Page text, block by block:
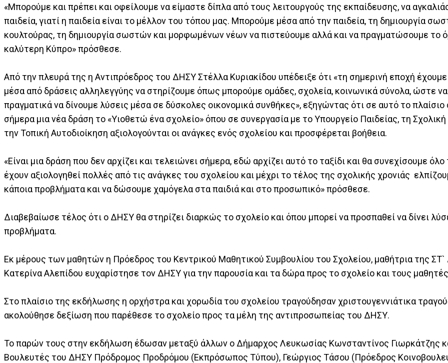
«Μπορούμε και πρέπει και οφείλουμε να είμαστε δίπλα από τους λειτουργούς της εκπαίδευσης, να
παιδεία, γιατί η παιδεία είναι το μέλλον του τόπου μας. Μπορούμε μέσα από την παιδεία, τη δημιουργία
κουλτούρας, τη δημιουργία σωστών και μορφωμένων νέων να πιστεύουμε αλλά και να πραγματώσουμε το
καλύτερη Κύπρο» πρόσθεσε.
Από την πλευρά της η Αντιπρόεδρος του ΔΗΣΥ Στέλλα Κυριακίδου υπέδειξε ότι «τη σημερινή εποχή
μέσα από δράσεις αλληλεγγύης να στηρίζουμε όπως μπορούμε ομάδες, σχολεία, κοινωνικά σύνολα, ώστε
πραγματικά να δίνουμε λύσεις μέσα σε δύσκολες οικονομικά συνθήκες», εξηγώντας ότι σε αυτό το
σήμερα μια νέα δράση το «Υιοθετώ ένα σχολείο» όπου σε συνεργασία με το Υπουργείο Παιδείας, τη
την Τοπική Αυτοδιοίκηση αξιολογούνται οι ανάγκες ενός σχολείου και προσφέρεται βοήθεια.
«Είναι μια δράση που δεν αρχίζει και τελειώνει σήμερα, εδώ αρχίζει αυτό το ταξίδι και θα συνεχίσουμε όλο
έχουν αξιολογηθεί πολλές από τις ανάγκες του σχολείου και μέχρι το τέλος της σχολικής χρονιάς
κάποια προβλήματα και να δώσουμε χαμόγελα στα παιδιά και στο προσωπικό» πρόσθεσε.
Διαβεβαίωσε τέλος ότι ο ΔΗΣΥ θα στηρίζει διαρκώς το σχολείο και όπου μπορεί να προσπαθεί να δίνει
προβλήματα.
Εκ μέρους των μαθητών η Πρόεδρος του Κεντρικού Μαθητικού Συμβουλίου του Σχολείου, μαθήτρια της ΣΤ`
Κατερίνα Αλεπίδου ευχαρίστησε τον ΔΗΣΥ για την παρουσία και τα δώρα προς το σχολείο και τους
Στο πλαίσιο της εκδήλωσης η ορχήστρα και χορωδία του σχολείου τραγούδησαν χριστουγεννιάτικα
ακολούθησε δεξίωση που παρέθεσε το σχολείο προς τα μέλη της αντιπροσωπείας του ΔΗΣΥ.
Το παρών τους στην εκδήλωση έδωσαν μεταξύ άλλων ο Δήμαρχος Λευκωσίας Κωνσταντίνος Γιωρκάτζης
Βουλευτές του ΔΗΣΥ Πρόδρομος Προδρόμου (Εκπρόσωπος Τύπου), Γεώργιος Τάσου (Πρόεδρος